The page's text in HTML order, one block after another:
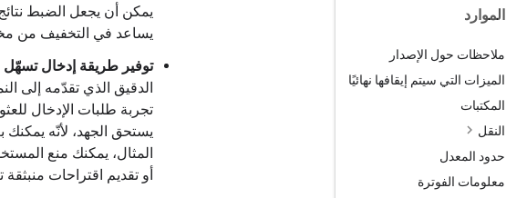
الموارد
ملاحظات حول الإصدار
الميزات التي سيتم إيقافها نهائيًا
المكتبات
النقل
حدود المعدل
معلومات الفوترة
يمكن أن يجعل الضبط نتائج
يساعد في التخفيف من
توفير طريقة إدخال تسهّل
الدقيق الذي تقدّمه إلى
تجربة طلبات الإدخال
يستحق الجهد، لأنّه
المثال، يمكنك منع
أو تقديم اقتراحات